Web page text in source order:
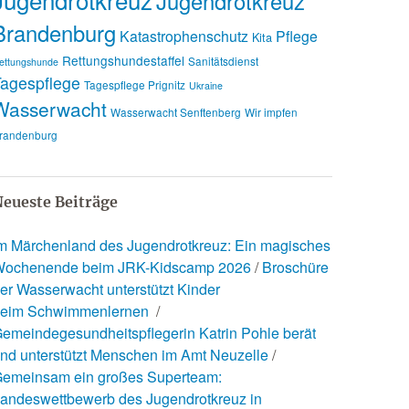
Katastrophenschutz Kita Pflege
Rettungshundestaffel Sanitätsdienst
Tagespflege Prignitz Ukraine
Wasserwacht Senftenberg Wir impfen
Beiträge
Märchenland des Jugendrotkreuz: Ein magisches
beim JRK-Kidscamp 2026 Broschüre
Wasserwacht unterstützt Kinder
Schwimmenlernen
Katrin Pohle berät
unterstützt Menschen im Amt Neuzelle
ein großes Superteam:
des Jugendrotkreuz in